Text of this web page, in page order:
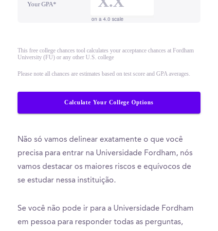
Your GPA*
on a 4.0 scale
This free college chances tool calculates your acceptance chances at Fordham
University (FU) or any other U.S. college
Please note all chances are estimates based on test score and GPA averages.
Calculate Your College Options
Não só vamos delinear exatamente o que você
precisa para entrar na Universidade Fordham, nós
vamos destacar os maiores riscos e equívocos de
se estudar nessa instituição.
Se você não pode ir para a Universidade Fordham
em pessoa para responder todas as perguntas,